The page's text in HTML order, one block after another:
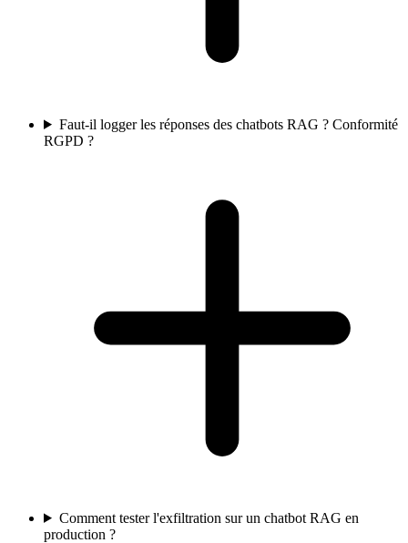
Faut-il logger les réponses des chatbots RAG ? Conformité
RGPD ?
Comment tester l'exfiltration sur un chatbot RAG en
production ?